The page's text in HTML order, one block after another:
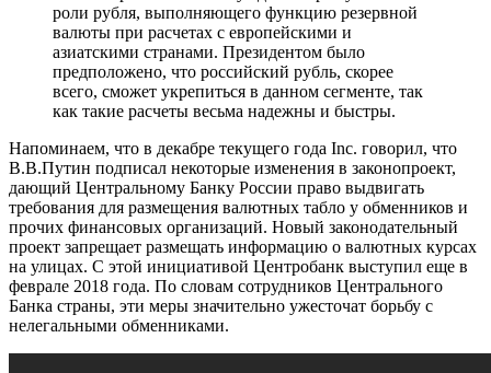
роли рубля, выполняющего функцию резервной
валюты при расчетах с европейскими и
азиатскими странами. Президентом было
предположено, что российский рубль, скорее
всего, сможет укрепиться в данном сегменте, так
как такие расчеты весьма надежны и быстры.
Напоминаем, что в декабре текущего года Inc. говорил, что
В.В.Путин подписал некоторые изменения в законопроект,
дающий Центральному Банку России право выдвигать
требования для размещения валютных табло у обменников и
прочих финансовых организаций. Новый законодательный
проект запрещает размещать информацию о валютных курсах
на улицах. С этой инициативой Центробанк выступил еще в
феврале 2018 года. По словам сотрудников Центрального
Банка страны, эти меры значительно ужесточат борьбу с
нелегальными обменниками.